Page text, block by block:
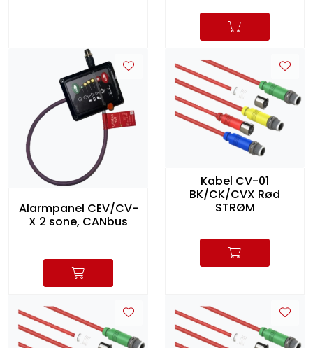
Alarmpanel CEV/CV-
X 2 sone, CANbus
Kabel CV-01
BK/CK/CVX Rød
STRØM